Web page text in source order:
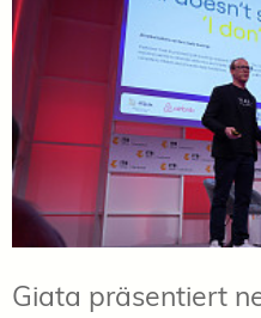
Giata präsentiert